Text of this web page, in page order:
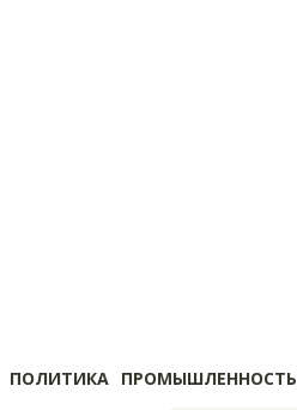
ПОЛИТИКА ПРОМЫШЛЕННОСТЬ